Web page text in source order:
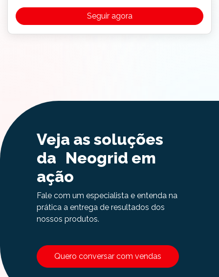
Seguir agora
Veja as soluções
da Neogrid em
ação
Fale com um especialista e entenda na
prática a entrega de resultados dos
nossos produtos.
Quero conversar com vendas